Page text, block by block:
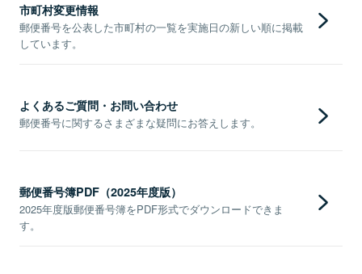
市町村変更情報
郵便番号を公表した市町村の一覧を実施日の新しい順に掲載
しています。
よくあるご質問・お問い合わせ
郵便番号に関するさまざまな疑問にお答えします。
郵便番号簿PDF（2025年度版）
2025年度版郵便番号簿をPDF形式でダウンロードできま
す。